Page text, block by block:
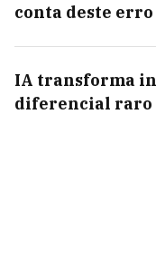
conta deste erro
IA transforma
diferencial raro